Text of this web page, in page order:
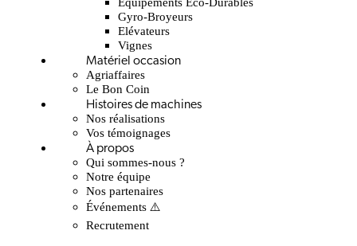
Gyro-Broyeurs
Elévateurs
Vignes
Matériel occasion
Agriaffaires
Le Bon Coin
Histoires de machines
Nos réalisations
Vos témoignages
À propos
Qui sommes-nous ?
Notre équipe
Nos partenaires
Événements ⚠️
Recrutement